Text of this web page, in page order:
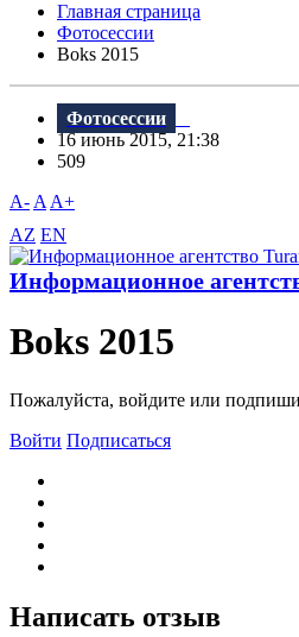
Главная страница
Фотосессии
Boks 2015
Фотосессии
16 июнь 2015, 21:38
509
A- A A+
AZ EN
Информационное
Boks 2015
Пожалуйста, войдите или
Войти Подписаться
Написать отзыв